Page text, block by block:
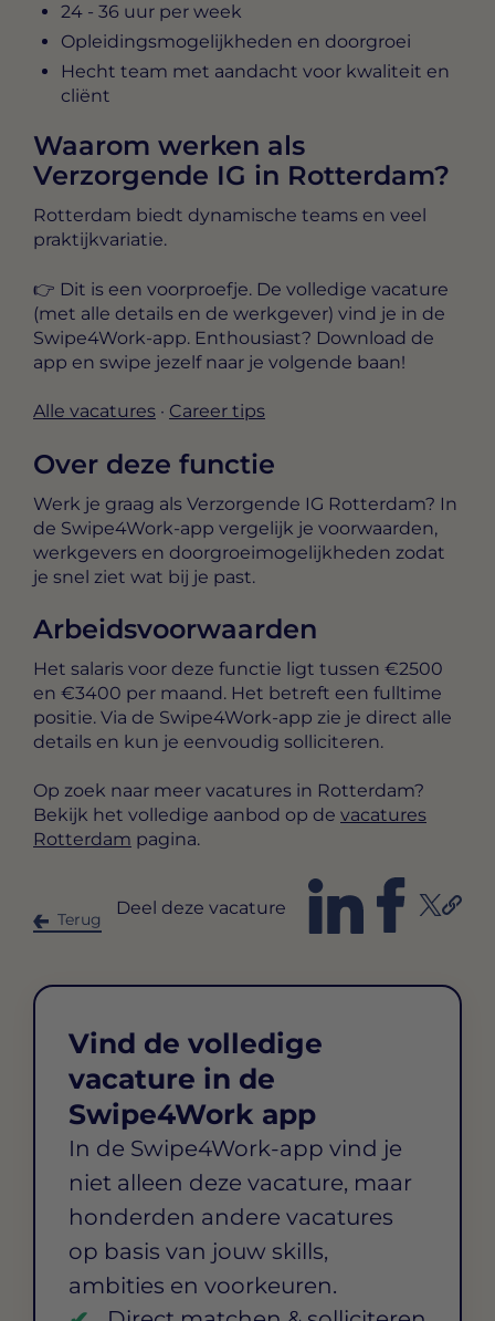
24 - 36 uur per week
Opleidingsmogelijkheden en doorgroei
Hecht team met aandacht voor kwaliteit en
cliënt
Waarom werken als
Verzorgende IG in Rotterdam?
Rotterdam biedt dynamische teams en veel
praktijkvariatie.
👉 Dit is een voorproefje. De volledige vacature
(met alle details en de werkgever) vind je in de
Swipe4Work-app. Enthousiast? Download de
app en swipe jezelf naar je volgende baan!
Alle vacatures · Career tips
Over deze functie
Werk je graag als Verzorgende IG Rotterdam? In
de Swipe4Work-app vergelijk je voorwaarden,
werkgevers en doorgroeimogelijkheden zodat
je snel ziet wat bij je past.
Arbeidsvoorwaarden
Het salaris voor deze functie ligt tussen €2500
en €3400 per maand. Het betreft een fulltime
positie. Via de Swipe4Work-app zie je direct alle
details en kun je eenvoudig solliciteren.
Op zoek naar meer vacatures in Rotterdam?
Bekijk het volledige aanbod op de vacatures
Rotterdam pagina.
Terug
Deel deze vacature
Vind de volledige
vacature in de
Swipe4Work app
In de Swipe4Work-app vind je
niet alleen deze vacature, maar
honderden andere vacatures
op basis van jouw skills,
ambities en voorkeuren.